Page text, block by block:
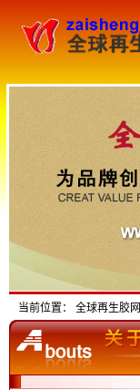
当前位置： 全球再生胶网